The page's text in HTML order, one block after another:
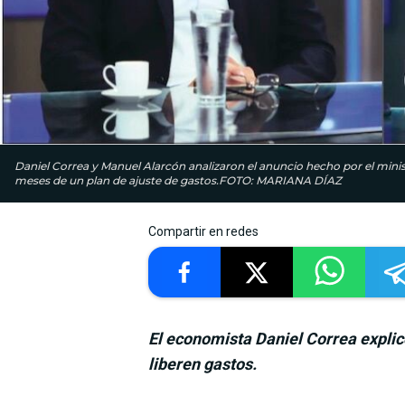
Daniel Correa y Manuel Alarcón analizaron el anuncio hecho por el
meses de un plan de ajuste de gastos.FOTO: MARIANA DÍAZ
Compartir en redes
El economista Daniel Correa
liberen gastos.